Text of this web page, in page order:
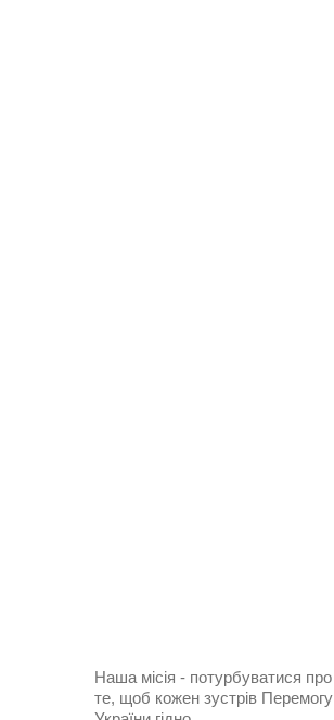
Наша місія - потурбуватися про
те, щоб кожен зустрів Перемогу